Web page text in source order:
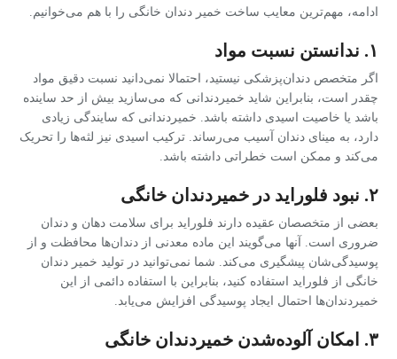
ادامه، مهم‌ترین معایب ساخت خمیر دندان خانگی را با هم می‌خوانیم.
۱. ندانستن نسبت مواد
اگر متخصص دندان‌پزشکی نیستید، احتمالا نمی‌دانید نسبت دقیق مواد
چقدر است، بنابراین شاید خمیردندانی که می‌سازید بیش از حد ساینده
باشد یا خاصیت اسیدی داشته باشد. خمیردندانی که سایندگی زیادی
دارد، به مینای دندان آسیب می‌رساند. ترکیب اسیدی نیز لثه‌ها را تحریک
می‌کند و ممکن است خطراتی داشته باشد.
۲. نبود فلوراید در خمیردندان خانگی
بعضی از متخصصان عقیده دارند فلوراید برای سلامت دهان و دندان
ضروری است. آنها می‌گویند این ماده معدنی از دندان‌ها محافظت و از
پوسیدگی‌شان پیشگیری می‌کند. شما نمی‌توانید در تولید خمیر دندان
خانگی از فلوراید استفاده کنید، بنابراین با استفاده دائمی از این
خمیردندان‌ها احتمال ایجاد پوسیدگی افزایش می‌یابد.
۳. امکان آلوده‌شدن خمیردندان خانگی